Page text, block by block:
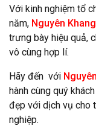
Với kinh nghiệm tổ
năm, Nguyên
trưng bày hiệu quả,
vô cùng hợp lí.
Hãy đến với
hành cùng quý
đẹp với dịch vụ cho
nghiệp.